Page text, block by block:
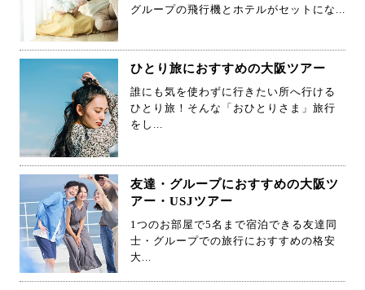
グループの飛行機とホテルがセットにな...
ひとり旅におすすめの大阪ツアー
誰にも気を使わずに行きたい所へ行ける
ひとり旅！そんな「おひとりさま」旅行
をし...
友達・グループにおすすめの大阪ツ
アー・USJツアー
1つのお部屋で5名まで宿泊できる友達同
士・グループでの旅行におすすめの格安
大...